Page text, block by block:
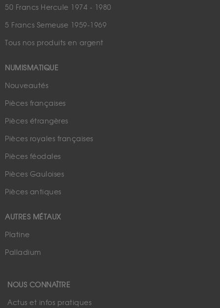
50 Francs Hercule 1974 - 1980
5 Francs Semeuse 1959-1969
Tous nos produits en argent
NUMISMATIQUE
Nouveautés
Pièces françaises
Pièces étrangères
Pièces royales françaises
Pièces féodales
Pièces Gauloises
Pièces antiques
AUTRES MÉTAUX
Platine
Palladium
NOUS CONNAÎTRE
Actus et infos pratiques